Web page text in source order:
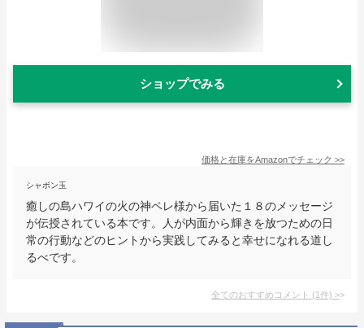
ショップでみる
価格と在庫をAmazonでチェック >>
シャボン玉
癒しの島ハワイの火の神ペレ様から届いた１８のメッセージ
が伝授されている本です。人が内面から輝きを放つための日
常の行動などのヒントから実践してみると幸せになれる道し
るべです。
全てのおすすめコメント (1件) >